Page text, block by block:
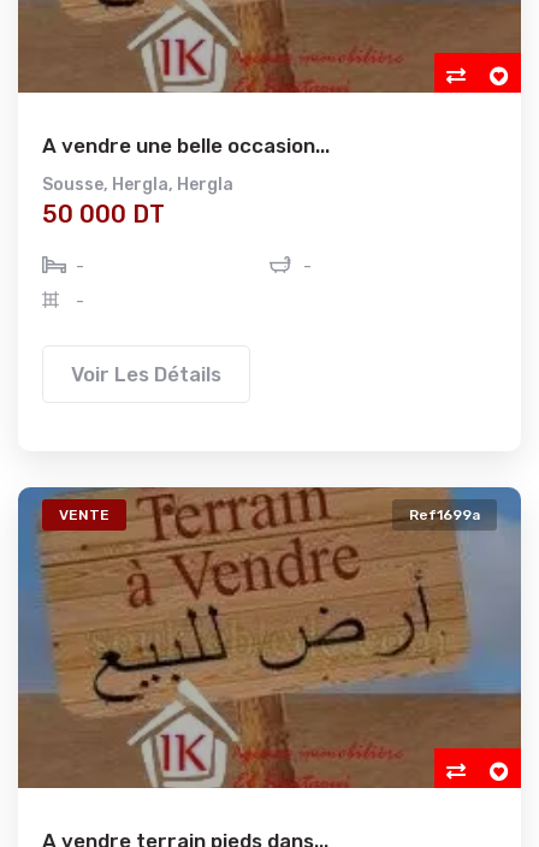
A vendre une belle occasion...
Sousse, Hergla, Hergla
50 000 DT
-
-
-
Voir Les Détails
VENTE Ref1699a
A vendre terrain pieds dans...